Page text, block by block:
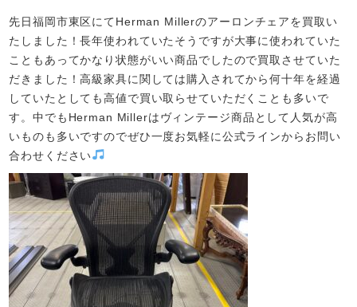
先日福岡市東区にてHerman Millerのアーロンチェアを買取い
たしました！長年使われていたそうですが大事に使われていた
こともあってかなり状態がいい商品でしたので買取させていた
だきました！高級家具に関しては購入されてから何十年を経過
していたとしても高値で買い取らせていただくことも多いで
す。中でもHerman Millerはヴィンテージ商品として人気が高
いものも多いですのでぜひ一度お気軽に公式ラインからお問い
合わせください